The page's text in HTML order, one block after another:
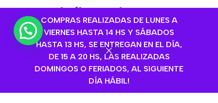
COMPRAS REALIZADAS DE LUNES A
VIERNES HASTA 14 HS Y SÁBADOS
HASTA 13 HS, SE ENTREGAN EN EL DÍA,
DE 15 A 20 HS, LAS REALIZADAS
DOMINGOS O FERIADOS, AL SIGUIENTE
DÍA HÁBIL!
Sucursal Libertador
1168893524
Av. del Libertador 1915, Vte. López, Provincia de
Buenos Aires
Lunes a Viernes de 9hs a 13hs / 16hs a 20hs